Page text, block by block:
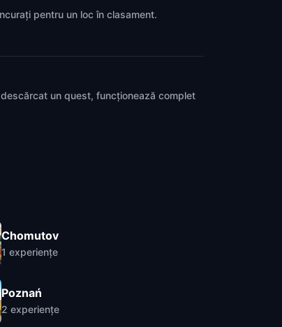
pentru un loc în clasament.
un quest, funcționează complet
Chomutov
1 experiențe
Poznań
2 experiențe